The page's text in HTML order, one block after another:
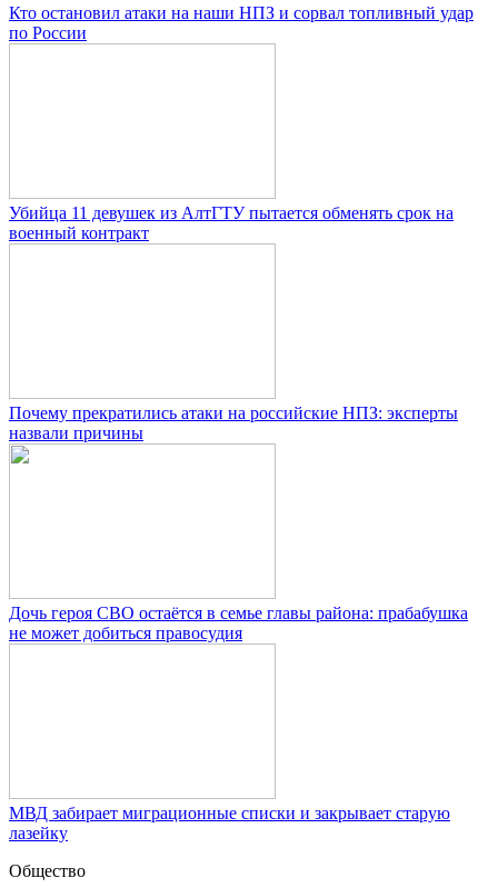
Кто остановил атаки на наши НПЗ и сорвал топливный удар
по России
Убийца 11 девушек из АлтГТУ пытается обменять срок на
военный контракт
Почему прекратились атаки на российские НПЗ: эксперты
назвали причины
Дочь героя СВО остаётся в семье главы района: прабабушка
не может добиться правосудия
МВД забирает миграционные списки и закрывает старую
лазейку
Общество